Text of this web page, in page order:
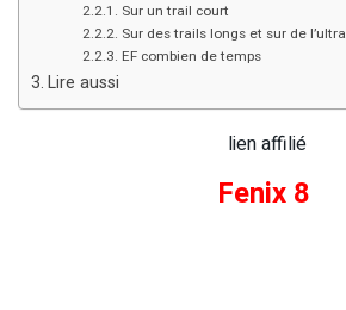
Sur un trail court
Sur des trails longs et sur de l’ultra
EF combien de temps
Lire aussi
lien affilié
Fenix 8